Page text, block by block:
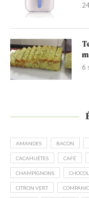
6
AMANDES BACON
CACAHUÈTES CAFÉ
CHAMPIGNONS
CITRON VERT